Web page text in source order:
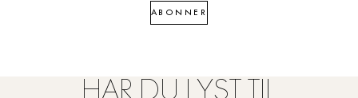
ABONNER
HAR DU LYST TIL